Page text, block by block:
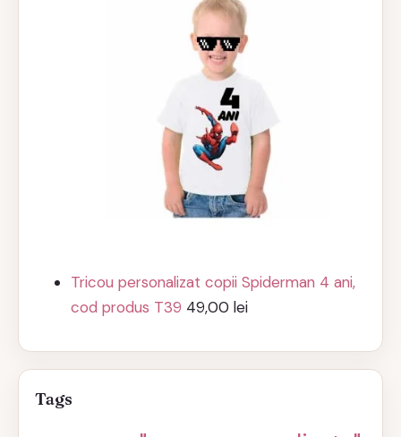
Tricou personalizat copii Spiderman 4 ani,
cod produs T39 49,00lei
Tags